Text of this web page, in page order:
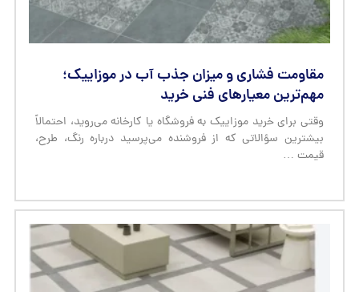
قیمت …
موزاییک‌های صنعتی مقاوم در برابر اسید و مواد
شیمیایی برای کارخانه‌ها